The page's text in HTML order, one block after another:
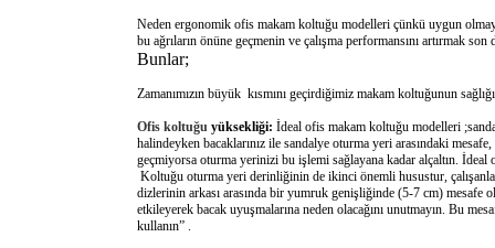
Neden ergonomik ofis makam koltuğu modelleri çünkü uygun
bu ağrıların önüne geçmenin ve çalışma performansını artırmak
Bunlar;
Zamanımızın büyük kısmını geçirdiğimiz makam koltuğunun
Ofis koltuğu yüksekliği: İdeal ofis makam koltuğu modelleri
halindeyken bacaklarınız ile sandalye oturma yeri arasındaki
geçmiyorsa oturma yerinizi bu işlemi sağlayana kadar alçaltın.
Koltuğu oturma yeri derinliğinin de ikinci önemli husustur,
dizlerinin arkası arasında bir yumruk genişliğinde (5-7 cm) mesafe
etkileyerek bacak uyuşmalarına neden olacağını unutmayın. Bu
kullanın” .